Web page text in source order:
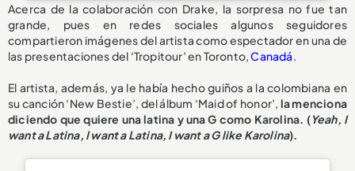
Acerca de la colaboración con Drake, la sorpresa no fue tan
grande, pues en redes sociales algunos seguidores
compartieron imágenes del artista como espectador en una de
las presentaciones del ‘Tropitour’ en Toronto,Canadá.
El artista, además, ya le había hecho guiños a la colombiana en
su canción ‘New Bestie’, del álbum ‘Maid of honor’, la menciona
diciendo que quiere una latina y una G como Karolina. (Yeah, I
want a Latina, I want a Latina, I want a G like Karolina).